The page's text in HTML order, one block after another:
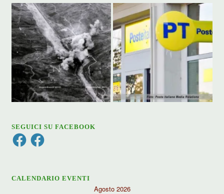
SEGUICI SU FACEBOOK
FacebookFacebook
CALENDARIO EVENTI
Agosto 2026